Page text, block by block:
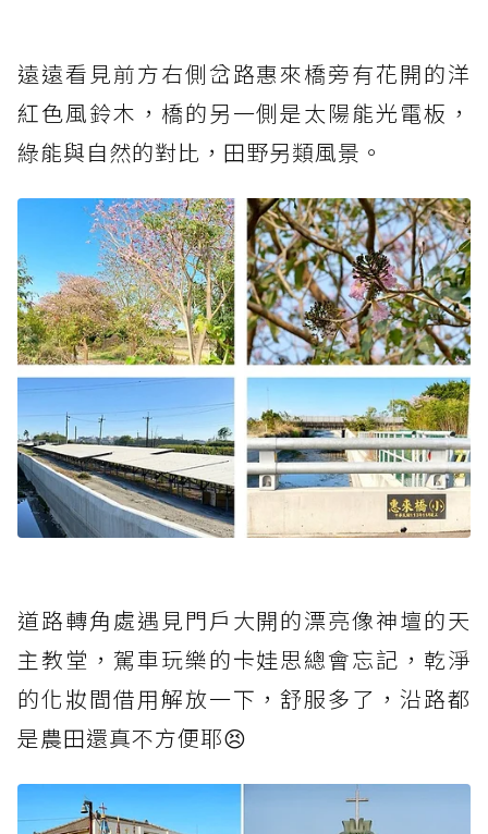
遠遠看見前方右側岔路惠來橋旁有花開的洋
紅色風鈴木，橋的另一側是太陽能光電板，
綠能與自然的對比，田野另類風景。
道路轉角處遇見門戶大開的漂亮像神壇的天
主教堂，駕車玩樂的卡娃思總會忘記，乾淨
的化妝間借用解放一下，舒服多了，沿路都
是農田還真不方便耶😣